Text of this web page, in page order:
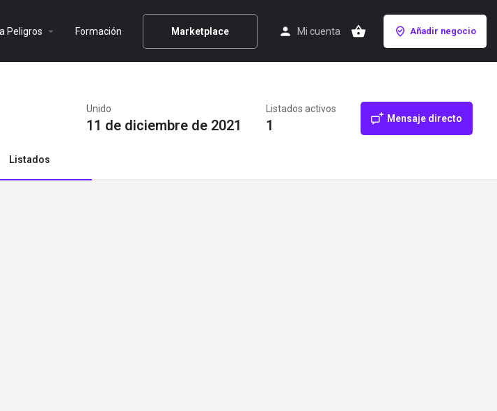
Peligros arrow_drop_down Formación Marketplace Mi cuenta Añadir negocio
Unido
11 de diciembre de 2021
Listados activos
1 Mensaje directo
Listados